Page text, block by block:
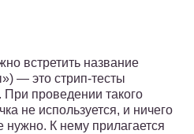
встретить название
— это стрип-тесты
При проведении такого
не используется, и ничего
нужно. К нему прилагается